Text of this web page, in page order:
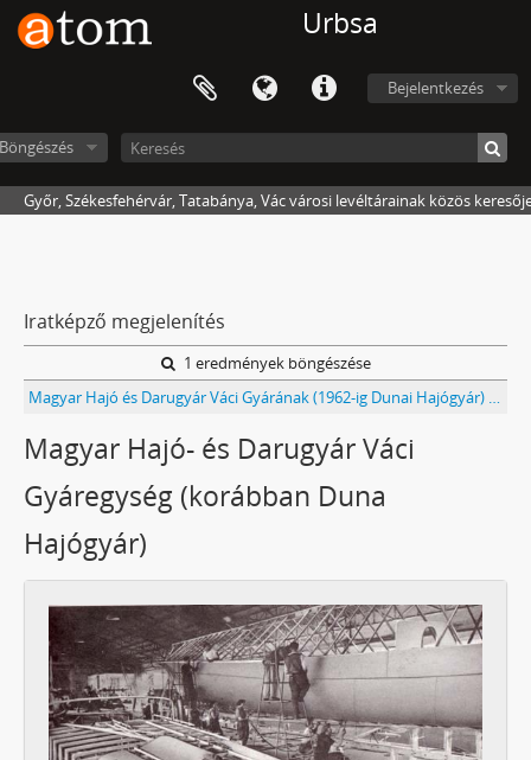
Urbsa
Bejelentkezés
Győr, Székesfehérvár, Tatabánya, Vác városi levéltárainak közös
Iratképző megjelenítés
1 eredmények böngészése
Magyar Hajó és Darugyár Váci Gyárának (1962-ig Dunai Hajógyár) iratai
Magyar Hajó- és Darugyár Váci
Gyáregység (korábban Duna
Hajógyár)